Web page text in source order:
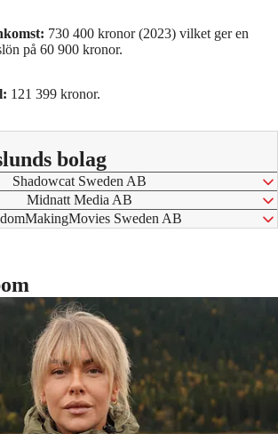
730 400 kronor (2023) vilket ger en
på 60 900 kronor.
121 399 kronor.
bolag
⁠ Shadowcat Sweden AB
⁠ Midnatt Media AB
Sweden AB